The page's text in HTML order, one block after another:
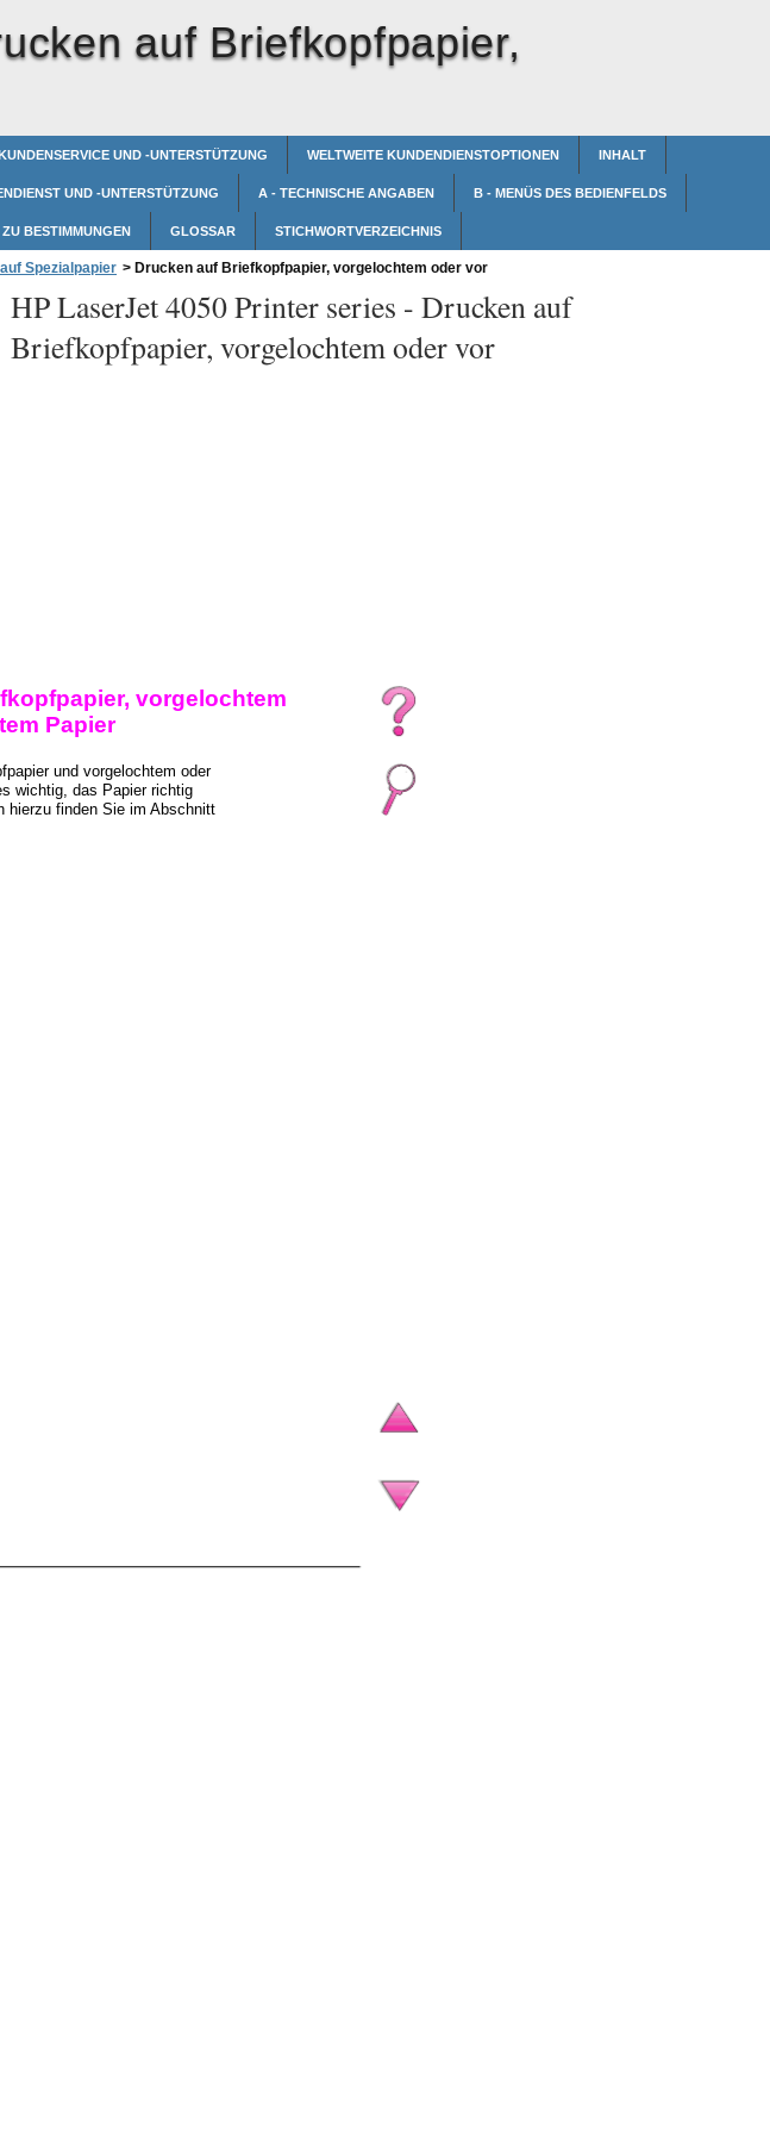
auf Briefkopfpapier,
UND -UNTERSTÜTZUNG WELTWEITE KUNDENDIENSTOPTIONEN INHALT
UND -UNTERSTÜTZUNG A - TECHNISCHE ANGABEN B - MENÜS DES BEDIENFELDS
BESTIMMUNGEN GLOSSAR STICHWORTVERZEICHNIS
Spezialpapier > Drucken auf Briefkopfpapier, vorgelochtem oder vor
HP LaserJet 4050 Printer series - Drucken auf
Briefkopfpapier, vorgelochtem oder vor
vorgelochtem
Papier
und vorgelochtem oder
wichtig, das Papier richtig
hierzu finden Sie im Abschnitt